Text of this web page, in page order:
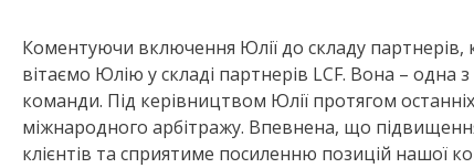
Коментуючи включення Юлії до складу
вітаємо Юлію у складі партнерів LCF. Вона – одна
команди. Під керівництвом Юлії протягом
міжнародного арбітражу. Впевнена, що
клієнтів та сприятиме посиленню позицій нашої